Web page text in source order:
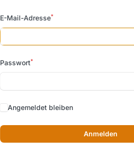
E-Mail-Adresse*
Passwort*
Angemeldet bleiben
Anmelden